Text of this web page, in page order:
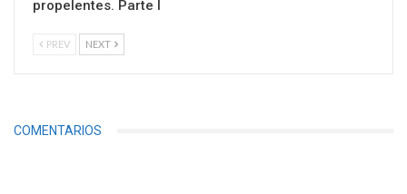
propelentes. Parte I
PREV NEXT
COMENTARIOS